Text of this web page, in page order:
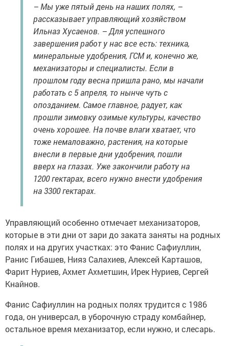
– Мы уже пятый день на наших полях, –
рассказывает управляющий хозяйством
Ильназ Хусаенов. – Для успешного
завершения работ у нас все есть: техника,
минеральные удобрения, ГСМ и, конечно же,
механизаторы и специалисты. Если в
прошлом году весна пришла рано, мы начали
работать с 5 апреля, то нынче чуть с
опозданием. Самое главное, радует, как
прошли зимовку озимые культуры, качество
очень хорошее. На почве влаги хватает, что
тоже немаловажно, растения, на которые
внесли в первые дни удобрения, пошли
вверх на глазах. Уже закончили работу на
1200 гектарах, всего нужно внести удобрения
на 3300 гектарах.
Управляющий особенно отмечает механизаторов,
которые в эти дни от зари до заката заняты на родных
полях и на других участках: это Фанис Сафиуллин,
Ранис Гибашев, Нияз Салахиев, Алексей Карташов,
Фарит Нуриев, Ахмет Ахметшин, Ирек Нуриев, Сергей
Кнайнов.
Фанис Сафиуллин на родных полях трудится с 1986
года, он универсал, в уборочную страду комбайнер,
остальное время механизатор, если нужно, и слесарь.